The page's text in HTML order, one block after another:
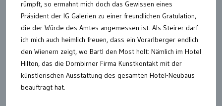
rümpft, so ermahnt mich doch das Gewissen eines
Präsident der IG Galerien zu einer freundlichen Gratulation,
die der Würde des Amtes angemessen ist. Als Steirer darf
ich mich auch heimlich freuen, dass ein Vorarlberger endlich
den Wienern zeigt, wo Bartl den Most holt: Nämlich im Hotel
Hilton, das die Dornbirner Firma Kunstkontakt mit der
künstlerischen Ausstattung des gesamten Hotel-Neubaus
beauftragt hat.